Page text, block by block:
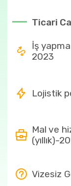
27
271019
87
12
Ticari
İş
2023
Lojistik
Mal ve
(yıllık)-
Vizesiz